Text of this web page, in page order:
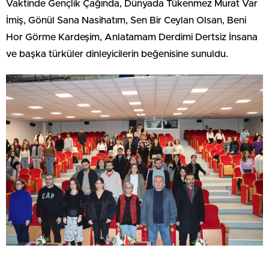
Vaktinde Gençlik Çağında, Dünyada Tükenmez Murat Var
İmiş, Gönül Sana Nasihatım, Sen Bir Ceylan Olsan, Beni
Hor Görme Kardeşim, Anlatamam Derdimi Dertsiz İnsana
ve başka türküler dinleyicilerin beğenisine sunuldu.